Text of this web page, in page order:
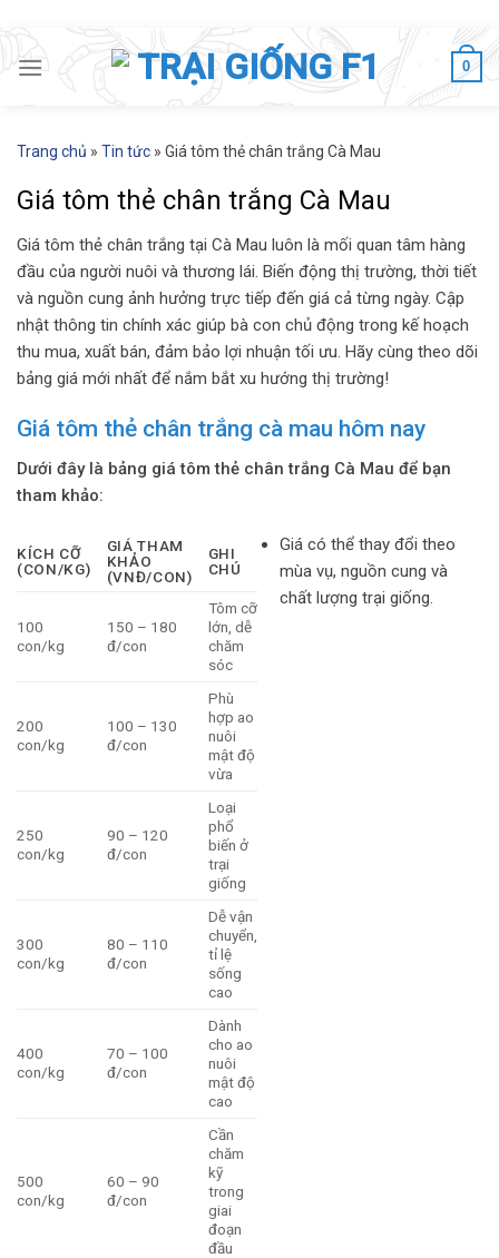
content
0
Trang chủ » Tin tức » Giá tôm thẻ chân trắng Cà Mau
Giá tôm thẻ chân trắng Cà Mau
Giá tôm thẻ chân trắng tại Cà Mau luôn là mối quan tâm hàng
đầu của người nuôi và thương lái. Biến động thị trường, thời tiết
và nguồn cung ảnh hưởng trực tiếp đến giá cả từng ngày. Cập
nhật thông tin chính xác giúp bà con chủ động trong kế hoạch
thu mua, xuất bán, đảm bảo lợi nhuận tối ưu. Hãy cùng theo dõi
bảng giá mới nhất để nắm bắt xu hướng thị trường!
Giá tôm thẻ chân trắng cà mau hôm nay
Dưới đây là bảng giá tôm thẻ chân trắng Cà Mau để bạn
tham khảo:
KÍCH CỠ
(CON/KG)
GIÁ THAM
KHẢO
(VNĐ/CON)
GHI
CHÚ
100
con/kg
150 – 180
đ/con
Tôm cỡ
lớn, dễ
chăm
sóc
200
con/kg
100 – 130
đ/con
Phù
hợp ao
nuôi
mật độ
vừa
250
con/kg
90 – 120
đ/con
Loại
phổ
biến ở
trại
giống
300
con/kg
80 – 110
đ/con
Dễ vận
chuyển,
tỉ lệ
sống
cao
400
con/kg
70 – 100
đ/con
Dành
cho ao
nuôi
mật độ
cao
500
con/kg
60 – 90
đ/con
Cần
chăm
kỹ
trong
giai
đoạn
đầu
Giá có thể thay đổi theo
mùa vụ, nguồn cung và
chất lượng trại giống.